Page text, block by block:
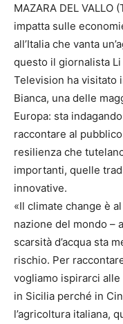
MAZARA DEL VALLO
impatta sulle
all’Italia che vanta
questo il giornalista
Television ha visitato
Bianca, una delle
Europa: sta
raccontare al
resilienza che
importanti, quelle
innovative.
«Il climate change è
nazione del mondo –
scarsità d’acqua sta
rischio. Per
vogliamo ispirarci
in Sicilia perché in
l’agricoltura italiana,